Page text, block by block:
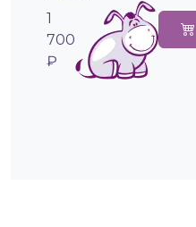
1
700
₽